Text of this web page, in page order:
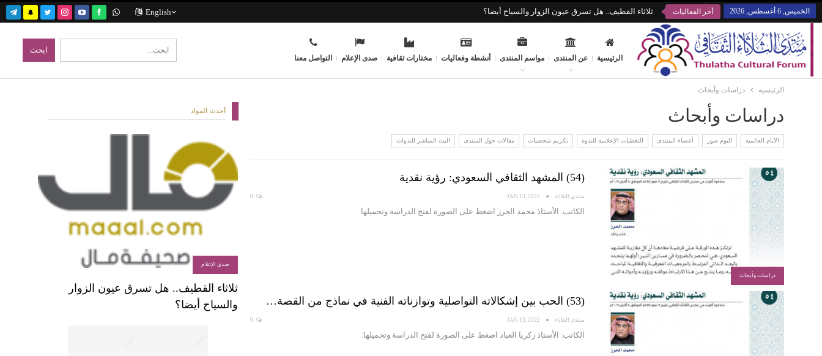
English الخميس, 6 أغسطس, 2026 أخر الفعاليات ثلاثاء القطيف.. هل تسرق عيون الزوار والسياح أيضا؟
الرئيسية عن المنتدى مواسم المنتدى أنشطة وفعاليات مختارات ثقافية صدى الإعلام التواصل معنا
الرئيسية دراسات وأبحاث
دراسات وأبحاث
الأيام العالمية البوم صور أعضاء المنتدى التغطيات الإعلامية للندوة تكريم شخصيات مقالات حول المنتدى البث المباشر للندوات
دراسات وأبحاث
(54) المشهد الثقافي السعودي: رؤية نقدية
منتدى الثلاثاء JAN 13, 2022
الكاتب: الأستاذ محمد الحرز اضغط على الصورة لفتح الدراسة وتحميلها:
(53) الحب بين إشكالاته التواصلية وتوازناته الفنية في نماذج من القصة…
منتدى الثلاثاء JAN 13, 2022
الكاتب: الأستاذ زكريا العباد اضغط على الصورة لفتح الدراسة وتحميلها:
أحدث المواد
صدى الإعلام
ثلاثاء القطيف.. هل تسرق عيون الزوار
والسياح أيضا؟